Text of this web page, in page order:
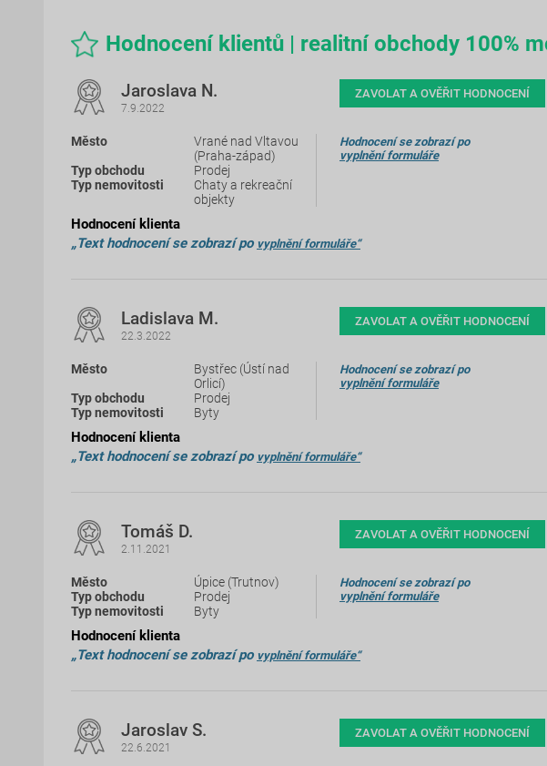
Hodnocení klientů | realitní obchody 100%
Jaroslava N.
7.9.2022
Vrané nad Vltavou
(Praha-západ)
Prodej
Chaty a rekreační
objekty
ZAVOLAT A OVĚŘIT HODNOCENÍ
Hodnocení se zobrazí po
vyplnění formuláře
Hodnocení klienta
„Text hodnocení se zobrazí po vyplnění formuláře“
Ladislava M.
22.3.2022
Bystřec (Ústí nad
Orlicí)
Prodej
Byty
ZAVOLAT A OVĚŘIT HODNOCENÍ
Hodnocení se zobrazí po
vyplnění formuláře
Hodnocení klienta
„Text hodnocení se zobrazí po vyplnění formuláře“
Tomáš D.
2.11.2021
Úpice (Trutnov)
Prodej
Byty
ZAVOLAT A OVĚŘIT HODNOCENÍ
Hodnocení se zobrazí po
vyplnění formuláře
Hodnocení klienta
„Text hodnocení se zobrazí po vyplnění formuláře“
Jaroslav S.
22.6.2021
ZAVOLAT A OVĚŘIT HODNOCENÍ